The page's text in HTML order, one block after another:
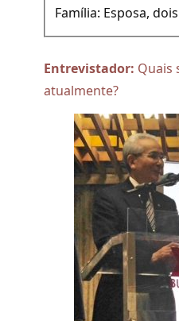
Família: Esposa,
Entrevistador: Quais
atualmente?